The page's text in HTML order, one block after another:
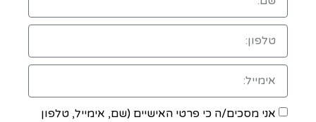
אני מסכים/ה כי פרטי האישיים (שם, אימייל, טלפון